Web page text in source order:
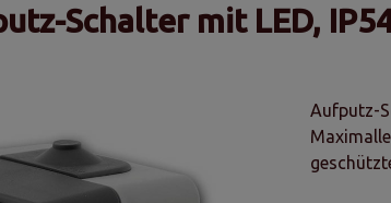
Schalter mit LED,
Aufputz-